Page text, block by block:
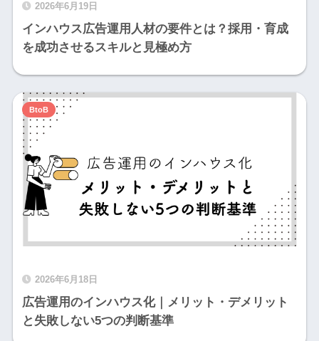
2026年6月19日
インハウス広告運用人材の要件とは？採用・育成
を成功させるスキルと見極め方
2026年6月18日
広告運用のインハウス化｜メリット・デメリット
と失敗しない5つの判断基準
BtoB